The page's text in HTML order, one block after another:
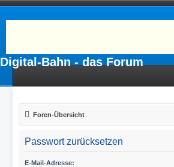
Digital-Bahn - das Forum
Foren-Übersicht
Passwort zurücksetzen
E-Mail-Adresse: